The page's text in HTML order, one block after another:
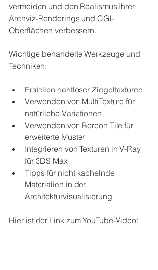
vermeiden und den Realismus Ihrer
Archviz-Renderings und CGI-
Oberflächen verbessern.
Wichtige behandelte Werkzeuge und
Techniken:
Erstellen nahtloser Ziegeltexturen
Verwenden von MultiTexture für
natürliche Variationen
Verwenden von Bercon Tile für
erweiterte Muster
Integrieren von Texturen in V-Ray
für 3DS Max
Tipps für nicht kachelnde
Materialien in der
Architekturvisualisierung
Hier ist der Link zum YouTube-Video: